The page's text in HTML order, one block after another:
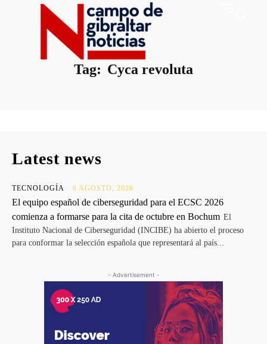
Tag: Cyca revoluta
Latest news
TECNOLOGÍA 6 AGOSTO, 2026
El equipo español de ciberseguridad para el ECSC 2026
comienza a formarse para la cita de octubre en Bochum El
Instituto Nacional de Ciberseguridad (INCIBE) ha abierto el proceso
para conformar la selección española que representará al país...
- Advertisement -